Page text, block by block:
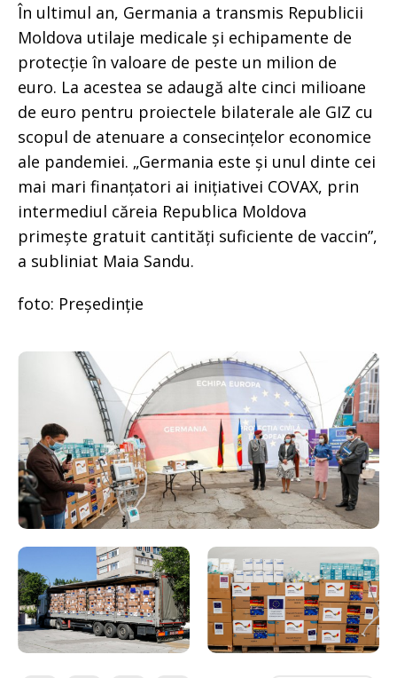
În ultimul an, Germania a transmis Republicii
Moldova utilaje medicale și echipamente de
protecție în valoare de peste un milion de
euro. La acestea se adaugă alte cinci milioane
de euro pentru proiectele bilaterale ale GIZ cu
scopul de atenuare a consecințelor economice
ale pandemiei. „Germania este și unul dinte cei
mai mari finanțatori ai inițiativei COVAX, prin
intermediul căreia Republica Moldova
primește gratuit cantități suficiente de vaccin”,
a subliniat Maia Sandu.
foto: Președinție